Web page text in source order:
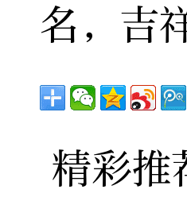
名，吉
精彩推